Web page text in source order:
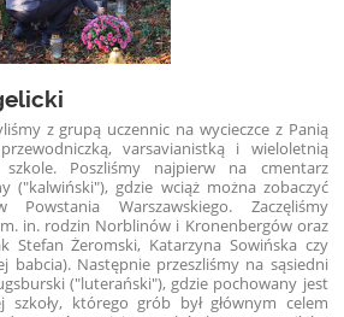
z grupą uczennic na wycieczce z Panią
varsavianistką i wieloletnią
Poszliśmy najpierw na cmentarz
("kalwiński"), gdzie wciąż można zobaczyć
Warszawskiego. Zaczęliśmy
in. rodzin Norblinów i Kronenbergów oraz
Stefan Żeromski, Katarzyna Sowińska czy
babcia). Następnie przeszliśmy na sąsiedni
("luterański"), gdzie pochowany jest
szkoły, którego grób był głównym celem